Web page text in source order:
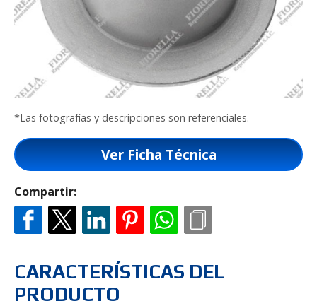
*Las fotografías y descripciones son referenciales.
Ver Ficha Técnica
Compartir:
CARACTERÍSTICAS DEL
PRODUCTO